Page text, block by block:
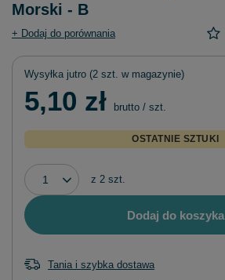
Morski - B
+ Dodaj do porównania
Wysyłka jutro (2 szt. w magazynie)
5,10 zł brutto / szt.
OSTATNIE SZTUKI
z 2 szt.
Dodaj do koszyka
Tania i szybka dostawa